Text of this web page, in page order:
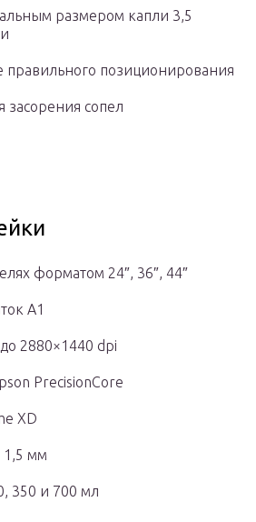
размером капли 3,5
правильного позиционирования
сопел
форматом 24″, 36″, 44″
А1
2880×1440 dpi
PrecisionCore
ХD
1,5 мм
350 и 700 мл